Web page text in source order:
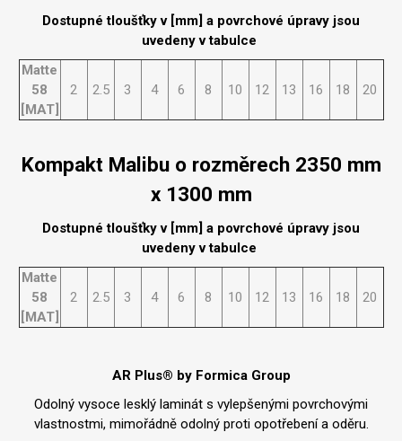
Dostupné tloušťky v [mm] a povrchové úpravy jsou
uvedeny v tabulce
Matte
58
[MAT]
2 2.5 3 4 6 8 10 12 13 16 18 20
Kompakt Malibu o rozměrech 2350 mm
x 1300 mm
Dostupné tloušťky v [mm] a povrchové úpravy jsou
uvedeny v tabulce
Matte
58
[MAT]
2 2.5 3 4 6 8 10 12 13 16 18 20
AR Plus® by Formica Group
Odolný vysoce lesklý laminát s vylepšenými povrchovými
vlastnostmi, mimořádně odolný proti opotřebení a oděru.